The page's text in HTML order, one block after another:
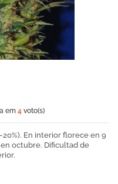
em 4 voto(s)
En interior florece en 9
octubre. Dificultad de